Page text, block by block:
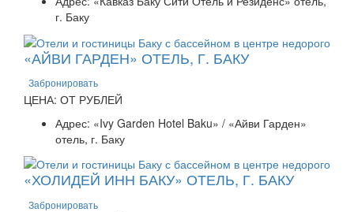
г. Баку
«АЙВИ ГАРДЕН» ОТЕЛЬ, Г. БАКУ
Забронировать
ЦЕНА: ОТ РУБЛЕЙ
Адрес: «Ivy Garden Hotel Baku» / «Айви Гарден»
отель, г. Баку
«ХОЛИДЕЙ ИНН БАКУ» ОТЕЛЬ, Г. БАКУ
Забронировать